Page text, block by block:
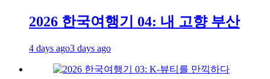
2026 한국여행기 04: 내 고향 부산
4 days ago3 days ago